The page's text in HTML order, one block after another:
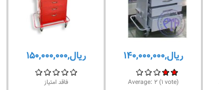
ریال,۱۵۰,۰۰۰,۰۰۰
فاقد امتیاز
ریال,۱۴۰,۰۰۰,۰۰۰
Average: ۲(۱ vote)